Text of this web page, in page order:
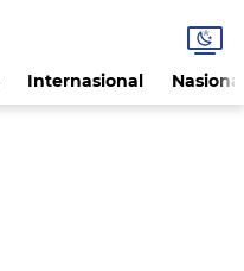
Internasional